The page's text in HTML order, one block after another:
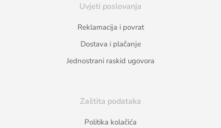
Uvjeti poslovanja
Reklamacija i povrat
Dostava i plačanje
Jednostrani raskid ugovora
Zaštita podataka
Politika kolačića